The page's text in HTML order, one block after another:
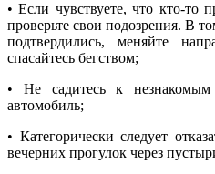
• Если чувствуете, что кто-то
проверьте свои подозрения. В
подтвердились, меняйте
спасайтесь бегством;
• Не садитесь к
автомобиль;
• Категорически следует
вечерних прогулок через